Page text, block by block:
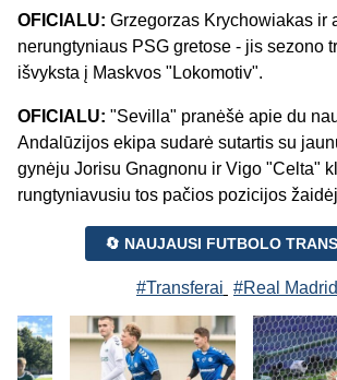
OFICIALU: Grzegorzas Krychowiakas ir
nerungtyniaus PSG gretose - jis sezono
išvyksta į Maskvos "Lokomotiv".
OFICIALU: "Sevilla" pranėšė apie du
Andalūzijos ekipa sudarė sutartis su
gynėju Jorisu Gnagnonu ir Vigo "Celta"
rungtyniavusiu tos pačios pozicijos
🔄 NAUJAUSI FUTBOLO
#Transferai #Real